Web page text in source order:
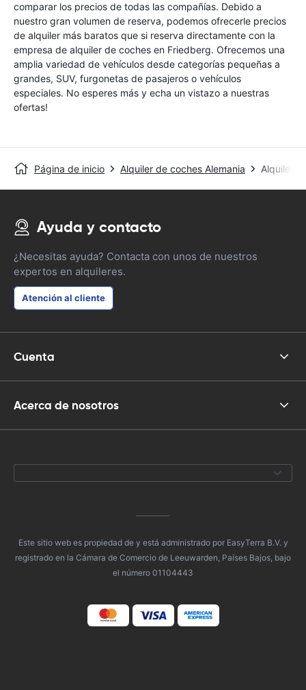
comparar los precios de todas las compañías. Debido a
nuestro gran volumen de reserva, podemos ofrecerle precios
de alquiler más baratos que si reserva directamente con la
empresa de alquiler de coches en Friedberg. Ofrecemos una
amplia variedad de vehículos desde categorías pequeñas a
grandes, SUV, furgonetas de pasajeros o vehículos
especiales. No esperes más y echa un vistazo a nuestras
ofertas!
Página de inicio Alquiler de coches Alemania Alquiler
Ayuda y contacto
¿Necesitas ayuda? Contacta con unos de nuestros
expertos en alquileres.
Atención al cliente
Cuenta
Acerca de nosotros
Este sitio web es propiedad de y está administrado por EasyTerra B.V. y
registrado en la Cámara de Comercio de Leeuwarden, Países Bajos, bajo
el número 01104443